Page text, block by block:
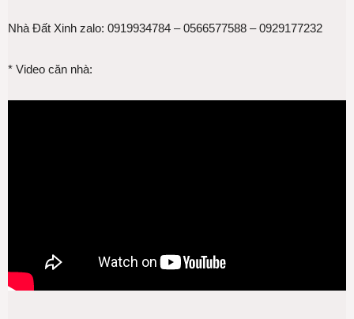
Nhà Đất Xinh zalo: 0919934784 – 0566577588 – 0929177232
* Video căn nhà: